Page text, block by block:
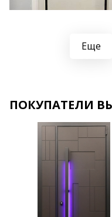
Еще
ПОКУПАТЕЛИ